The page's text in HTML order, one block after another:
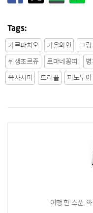
Tags:
가르파치오 가을와인 그랑
뉘생조르쥬
로마네꽁띠
육사시미
트러플 피노누아
여행 한 스푼,